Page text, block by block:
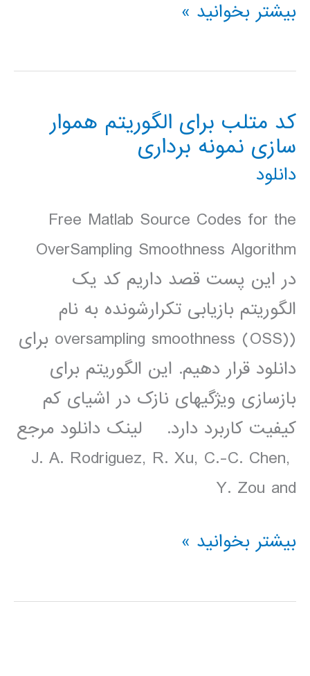
یک
کامل
ECG
با
متلب
بیشتر بخوانید »
کد متلب برای الگوریتم هموار
سازی نمونه برداری
دانلود
Free Matlab Source Codes for the
در این پست قصد داریم کد یک
الگوریتم بازیابی تکرارشونده به نام
(oversampling smoothness (OSS) برای
دانلود قرار دهیم. این الگوریتم برای
بازسازی ویژگیهای نازک در اشیای کم
کیفیت کاربرد دارد. لینک دانلود مرجع
J. A. Rodriguez, R. Xu, C.-C. Chen,
Y. Zou and
کد
برای
بیشتر بخوانید »